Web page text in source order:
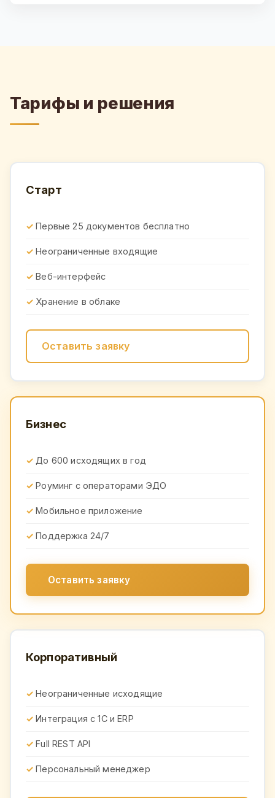
Тарифы и решения
Старт
Первые 25 документов бесплатно
Неограниченные входящие
Веб-интерфейс
Хранение в облаке
Оставить заявку
Бизнес
До 600 исходящих в год
Роуминг с операторами ЭДО
Мобильное приложение
Поддержка 24/7
Оставить заявку
Корпоративный
Неограниченные исходящие
Интеграция с 1С и ERP
Full REST API
Персональный менеджер